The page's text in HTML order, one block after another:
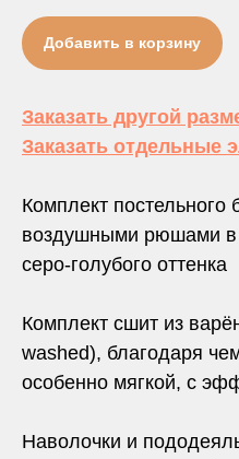
Добавить в корзину
Заказать другой
Заказать отдельные
Комплект
воздушными рюшами в
серо-голубого оттенка
Комплект сшит из
washed), благодаря
особенно мягкой, с
Наволочки и